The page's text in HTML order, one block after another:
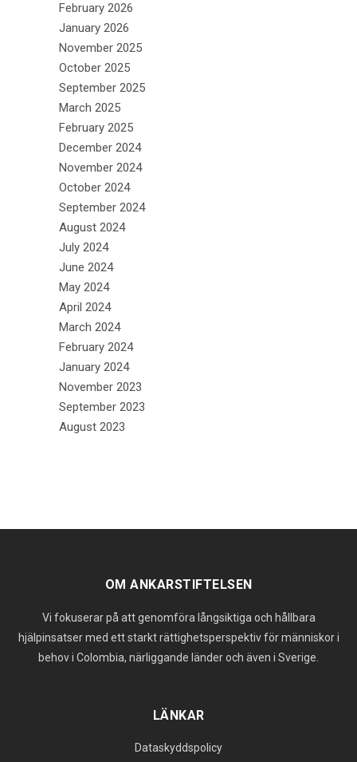
February 2026
January 2026
November 2025
October 2025
September 2025
March 2025
February 2025
December 2024
November 2024
October 2024
September 2024
August 2024
July 2024
June 2024
May 2024
April 2024
March 2024
February 2024
January 2024
November 2023
September 2023
August 2023
OM ANKARSTIFTELSEN
Vi fokuserar på att genomföra långsiktiga och hållbara
hjälpinsatser med ett starkt rättighetsperspektiv för människor i
behov i Colombia, närliggande länder och även i Sverige.
LÄNKAR
Dataskyddspolicy